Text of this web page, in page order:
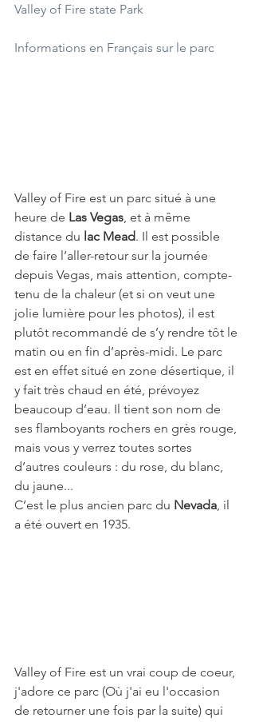
Valley of Fire state Park
Informations en Français sur le parc
Valley of Fire est un parc situé à une
heure de Las Vegas , et à même
distance du lac Mead. Il est possible
de faire l’aller-retour sur la journée
depuis Vegas, mais attention, compte-
tenu de la chaleur (et si on veut une
jolie lumière pour les photos), il est
plutôt recommandé de s’y rendre tôt le
matin ou en fin d’après-midi. Le parc
est en effet situé en zone désertique, il
y fait très chaud en été, prévoyez
beaucoup d’eau. Il tient son nom de
ses flamboyants rochers en grès rouge,
mais vous y verrez toutes sortes
d’autres couleurs : du rose, du blanc,
du jaune...
C’est le plus ancien parc du Nevada , il
a été ouvert en 1935.
Valley of Fire est un vrai coup de coeur,
j'adore ce parc (Où j'ai eu l'occasion
de retourner une fois par la suite) qui